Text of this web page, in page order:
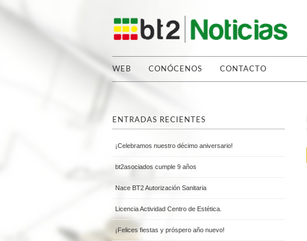
WEB CONÓCENOS CONTACTO
ENTRADAS RECIENTES
¡Celebramos nuestro décimo aniversario!
bt2asociados cumple 9 años
Nace BT2 Autorización Sanitaria
Licencia Actividad Centro de Estética.
¡Felices fiestas y próspero año nuevo!